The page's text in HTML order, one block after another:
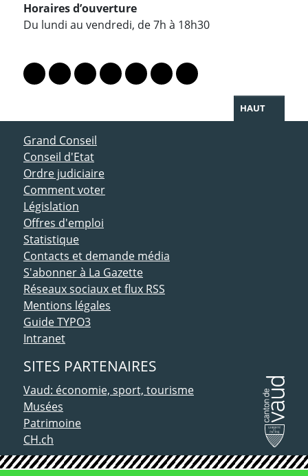
Horaires d’ouverture
Du lundi au vendredi, de 7h à 18h30
Lien vers le profil Mastodon
Lien vers le profil Bluesky
Lien vers le profil Instagram
Lien vers le profil Linkedin
Lien vers le profil Facebook
Lien vers le profil Twitter
Partager par WhatsApp
HAUT
ACCÈS DIRECT
Grand Conseil
Conseil d'Etat
Ordre judiciaire
Comment voter
Législation
Offres d'emploi
Statistique
Contacts et demande média
S'abonner à La Gazette
Réseaux sociaux et flux RSS
Mentions légales
Guide TYPO3
Intranet
SITES PARTENAIRES
Vaud: économie, sport, tourisme
Musées
Patrimoine
CH.ch